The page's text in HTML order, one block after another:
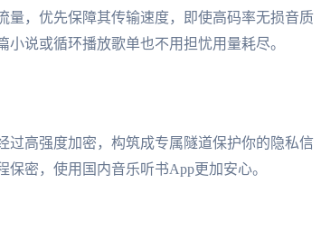
量，优先保障其传输速度，即使高码率无损音质
说或循环播放歌单也不用担忧用量耗尽。
过高强度加密，构筑成专属隧道保护你的隐私信
密，使用国内音乐听书App更加安心。